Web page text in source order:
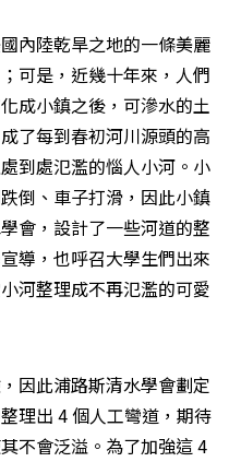
內陸乾旱之地的一條美麗
可是，近幾十年來，人們
成小鎮之後，可滲水的土
了每到春初河川源頭的高
到處氾濫的惱人小河。小
倒、車子打滑，因此小鎮
會，設計了一些河道的整
導，也呼召大學生們出來
河整理成不再氾濫的可愛
因此浦路斯清水學會劃定
理出 4 個人工彎道，期待
不會泛溢。為了加強這 4